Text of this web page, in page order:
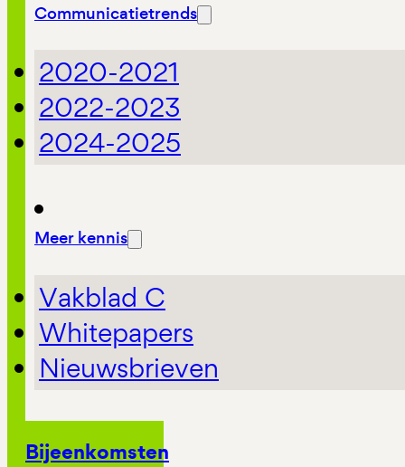
Communicatietrends
2020-2021
2022-2023
2024-2025
Meer kennis
Vakblad C
Whitepapers
Nieuwsbrieven
Bijeenkomsten